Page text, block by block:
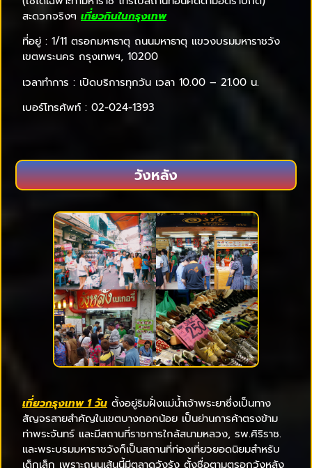
สะดวกจริงๆ เที่ยวกินในกรุงเทพ
ที่อยู่ : 1/11 ตรอกมหาธาตุ ถนนมหาธาตุ แขวงบรมมหาราชวัง
เขตพระนคร กรุงเทพฯ, 10200
เวลาทำการ : เปิดบริการทุกวัน เวลา 10.00 – 21.00 น.
เบอร์โทรศัพท์ : 02-024-1393
วังหลัง
เที่ยวกรุงเทพ 1 วัน ตั้งอยู่ริมฝั่งแม่น้ำเจ้าพระยาซึ่งเป็นทาง
สัญจรสายสำคัญในเขตบางกอกน้อย เป็นย่านการค้าตรงข้าม
ท่าพระจันทร์ และมีสถานที่ราชการใกล้สนามหลวง, รพ.ศิริราช.
และพระบรมมหาราชวังก็เป็นสถานที่ท่องเที่ยวยอดนิยมสำหรับ
เด็กเล็ก เพราะถนนเส้นนี้มีตลาดวังรัง ตั้งชื่อตามตรอกวังหลัง